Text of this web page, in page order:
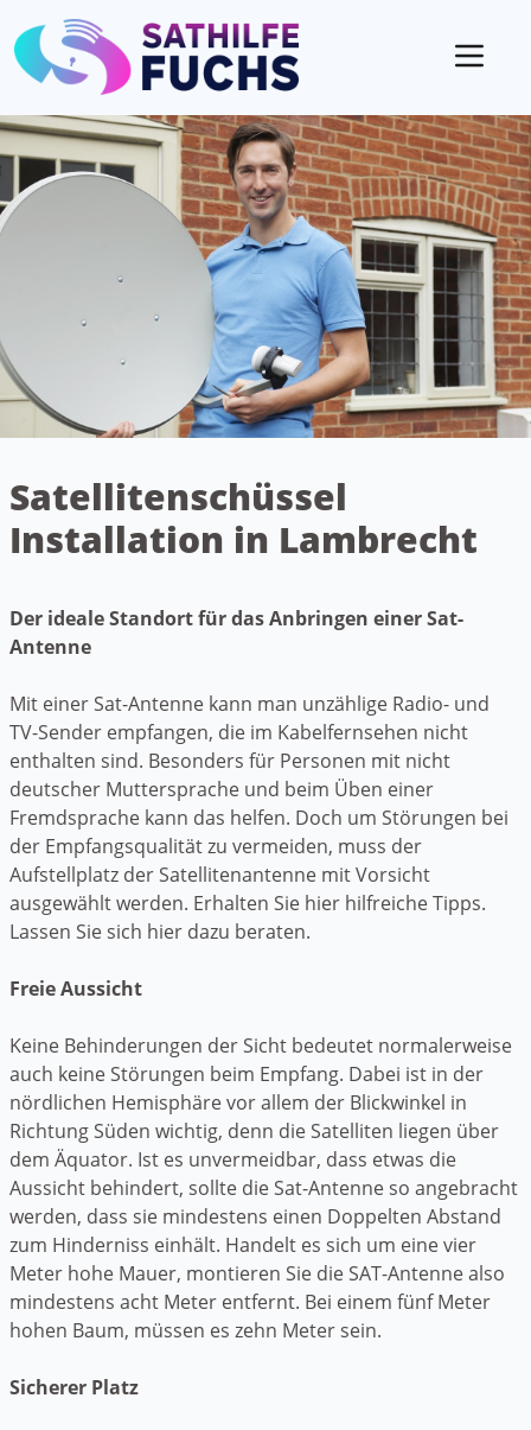
Satellitenschüssel
Installation in Lambrecht
Der ideale Standort für das Anbringen einer Sat-
Antenne
Mit einer Sat-Antenne kann man unzählige Radio- und
TV-Sender empfangen, die im Kabelfernsehen nicht
enthalten sind. Besonders für Personen mit nicht
deutscher Muttersprache und beim Üben einer
Fremdsprache kann das helfen. Doch um Störungen bei
der Empfangsqualität zu vermeiden, muss der
Aufstellplatz der Satellitenantenne mit Vorsicht
ausgewählt werden. Erhalten Sie hier hilfreiche Tipps.
Lassen Sie sich hier dazu beraten.
Freie Aussicht
Keine Behinderungen der Sicht bedeutet normalerweise
auch keine Störungen beim Empfang. Dabei ist in der
nördlichen Hemisphäre vor allem der Blickwinkel in
Richtung Süden wichtig, denn die Satelliten liegen über
dem Äquator. Ist es unvermeidbar, dass etwas die
Aussicht behindert, sollte die Sat-Antenne so angebracht
werden, dass sie mindestens einen Doppelten Abstand
zum Hinderniss einhält. Handelt es sich um eine vier
Meter hohe Mauer, montieren Sie die SAT-Antenne also
mindestens acht Meter entfernt. Bei einem fünf Meter
hohen Baum, müssen es zehn Meter sein.
Sicherer Platz